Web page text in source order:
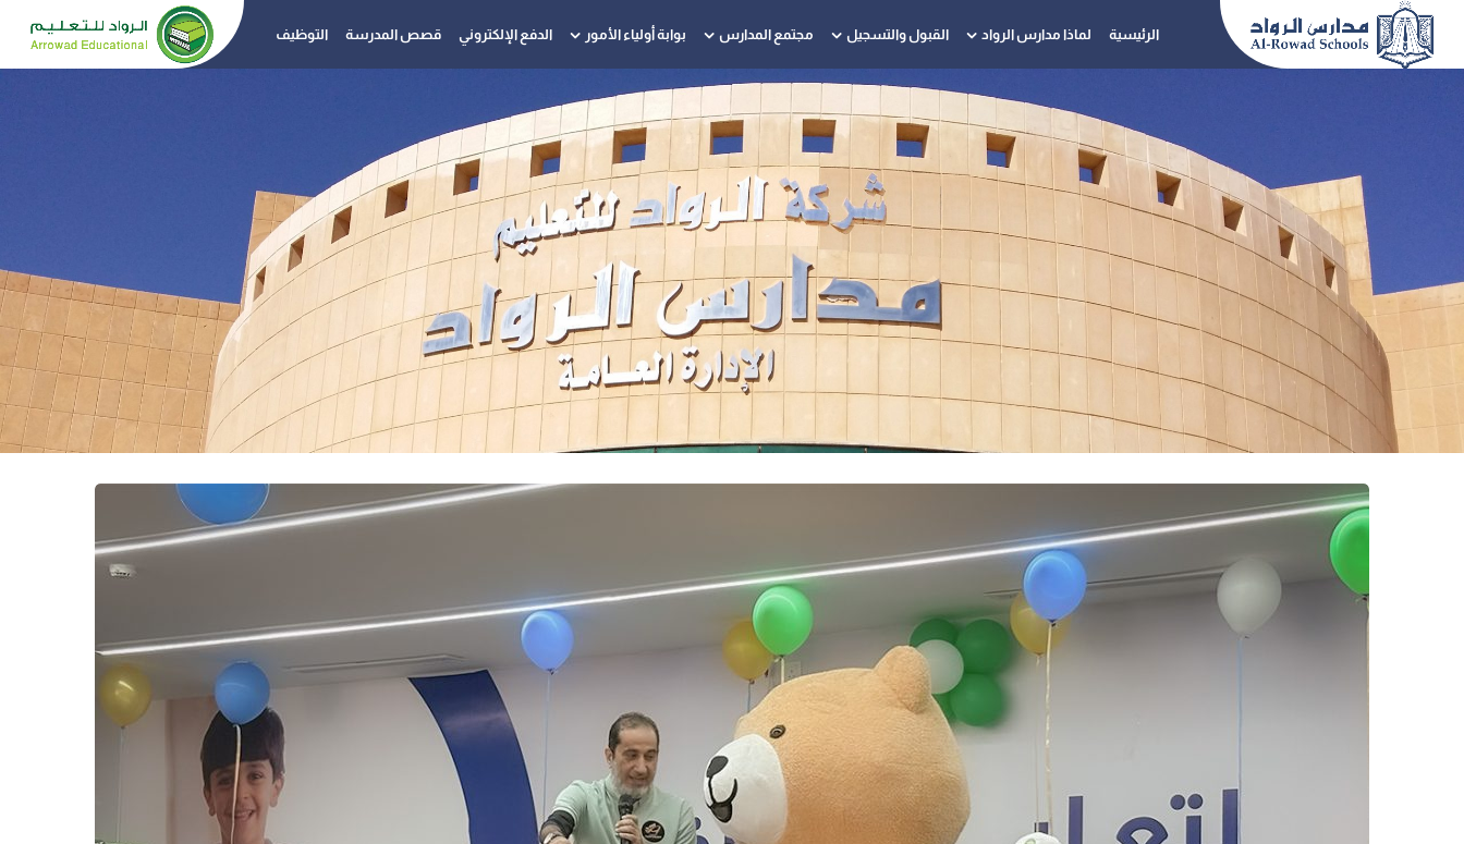
الرئيسية لماذا مدارس الرواد القبول والتسجيل مجتمع المدارس بوابة أولياء الأمور الدفع الإلكتروني قصص المدرسة التوظيف